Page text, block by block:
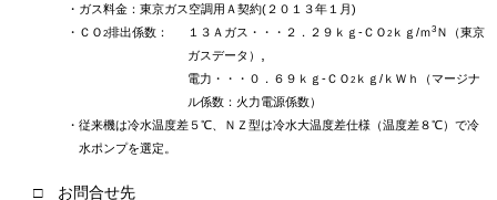
・ ガス料金：東京ガス空調用Ａ契約(２０１３年１月)
・ ＣＯ 2排出係数： １３Ａガス・・・２．２９ｋｇ-ＣＯ 2 ｋｇ/ｍ3 Ｎ（東京
ガスデータ）
電力・・・０．６９ｋｇ-ＣＯ 2 ｋｇ/ｋＷｈ（マージナ
ル係数：火力電源係数）
・ 従来機は冷水温度差５℃、ＮＺ型は冷水大温度差仕様（温度差８℃）で冷
水ポンプを選定。
□ お問合せ先